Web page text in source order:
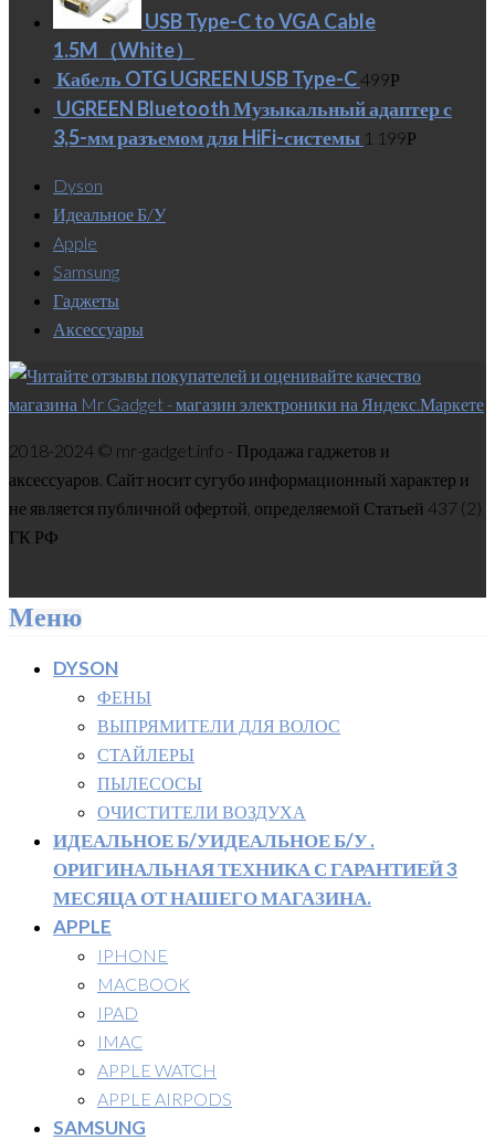
USB Type-C to VGA Cable
1.5M（White）
Кабель OTG UGREEN USB Type-C 499Р
UGREEN Bluetooth Музыкальный адаптер с
3,5-мм разъемом для HiFi-системы 1 199Р
Dyson
Идеальное Б/У
Apple
Samsung
Гаджеты
Аксессуары
2018-2024 © mr-gadget.info - Продажа гаджетов и
аксессуаров. Сайт носит сугубо информационный характер и
не является публичной офертой, определяемой Статьей 437 (2)
ГК РФ
Меню
DYSON
ФЕНЫ
ВЫПРЯМИТЕЛИ ДЛЯ ВОЛОС
СТАЙЛЕРЫ
ПЫЛЕСОСЫ
ОЧИСТИТЕЛИ ВОЗДУХА
ИДЕАЛЬНОЕ Б/УИДЕАЛЬНОЕ Б/У .
ОРИГИНАЛЬНАЯ ТЕХНИКА С ГАРАНТИЕЙ 3
МЕСЯЦА ОТ НАШЕГО МАГАЗИНА.
APPLE
IPHONE
MACBOOK
IPAD
IMAC
APPLE WATCH
APPLE AIRPODS
SAMSUNG